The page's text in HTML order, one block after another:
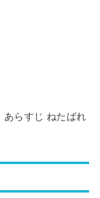
らすじ ねたばれ